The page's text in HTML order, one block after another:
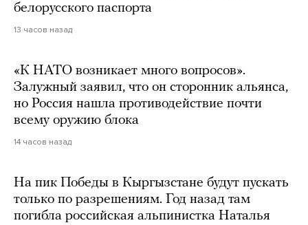
белорусского паспорта
13 часов назад
«К НАТО возникает много вопросов».
Залужный заявил, что он сторонник альянса,
но Россия нашла противодействие почти
всему оружию блока
14 часов назад
На пик Победы в Кыргызстане будут пускать
только по разрешениям. Год назад там
погибла российская альпинистка Наталья